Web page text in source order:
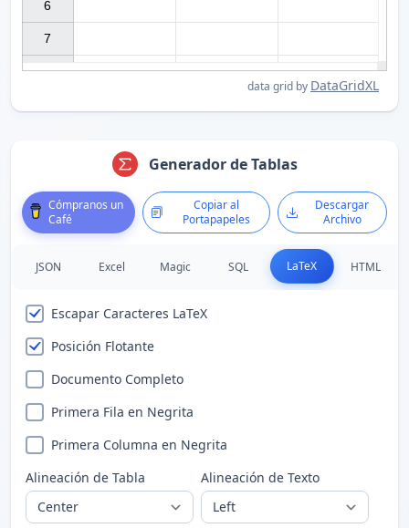
6
7
data grid by DataGridXL
Generador de Tablas
Cómpranos un
Café
Copiar al
Portapapeles
Descargar
Archivo
JSON Excel Magic SQL LaTeX HTML
Escapar Caracteres LaTeX
Posición Flotante
Documento Completo
Primera Fila en Negrita
Primera Columna en Negrita
Alineación de Tabla
Alineación de Texto